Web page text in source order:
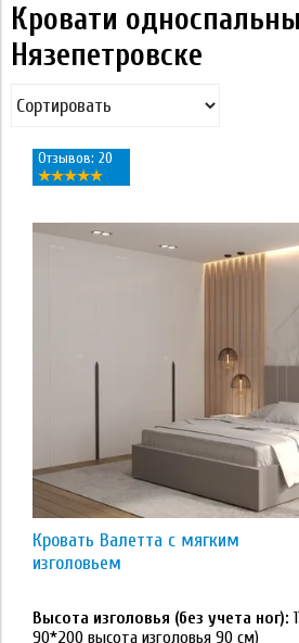
Цена
80*180
80*200
90*190
90*200
120*200
Применить
Тип основания
Кровати
Нязепетровске
Отзывов: 20
Кровать Валетта с мягким
изголовьем
Высота изголовья (без учета ног):
90*200 высота изголовья 90 см)